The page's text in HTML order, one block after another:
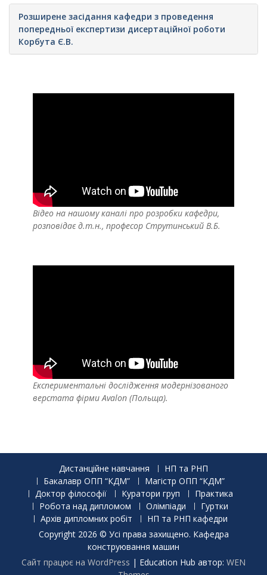
Розширене засідання кафедри з проведення
попередньої експертизи дисертаційної роботи
Корбута Є.В.
Відео на нашому каналі про розробки кафедри,
розповідає д.т.н., професор Струтинський В.Б.
Експериментальні дослідження модернізованого
верстата фірми Avalon (Польща).
Дистанційне навчання
НП та РНП
Бакалавр ОПП “КДМ”
Магістр ОПП “КДМ”
Доктор філософії
Куратори груп
Практика
Робота над дипломом
Олімпіади
Гуртки
Архів дипломних робіт
НП та РНП кафедри
Copyright 2026 © Усі права захищено. Кафедра
конструювання машин
Сайт працює на WordPress | Education Hub автор: WEN